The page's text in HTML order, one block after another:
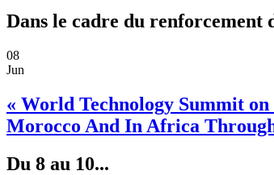
Dans le cadre du renforcement
08
Jun
« World Technology Summit
Morocco And In Africa
Du 8 au 10...